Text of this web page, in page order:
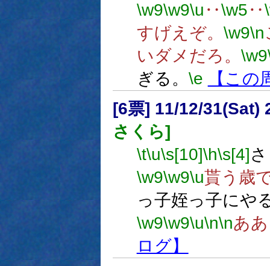
\w9\w9\u ‥\w5‥
すげえぞ。 \w9\n
いダメだろ。 \w9
ぎる。 \e
【この
[6票] 11/12/31(Sat)
さくら]
\t\u\s[10]\h\s[4]
\w9\w9\u貰う歳
っ子姪っ子にや
\w9\w9\u\n\nあ
ログ】